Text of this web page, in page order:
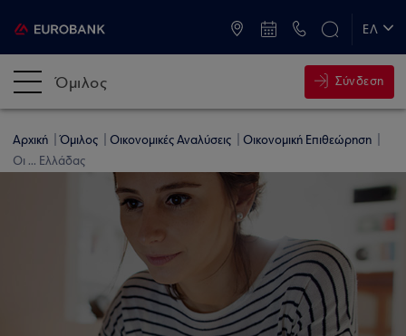
ΕΛ
Όμιλος Σύνδεση
Αρχική Όμιλος Οικονομικές Αναλύσεις
Οικονομική Επιθεώρηση
Οι ... Ελλάδας